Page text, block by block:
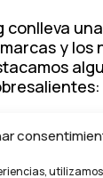
conlleva
y los
lo